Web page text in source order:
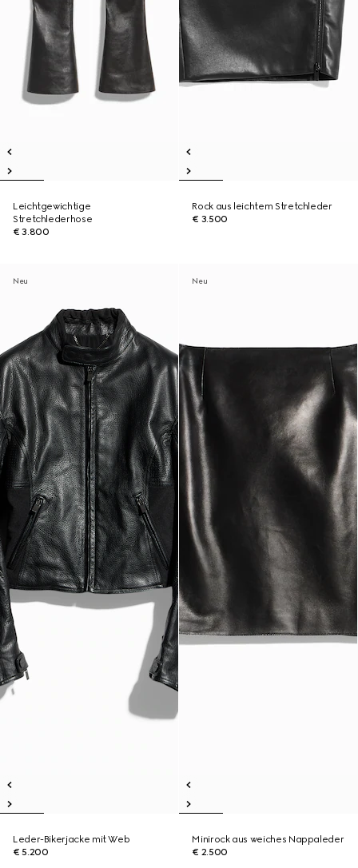
Leichtgewichtige
Stretchlederhose
€ 3.800
Rock aus leichtem Stretchleder
€ 3.500
Neu
Leder-Bikerjacke mit Web
€ 5.200
Neu
Minirock aus weiches Nappaleder
€ 2.500